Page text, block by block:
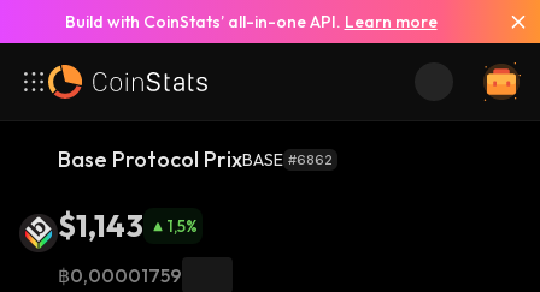
Build with CoinStats’ all-in-one API. Learn more
Base Protocol PrixBASE #6862
$1,143 1,5%
฿0,00001759